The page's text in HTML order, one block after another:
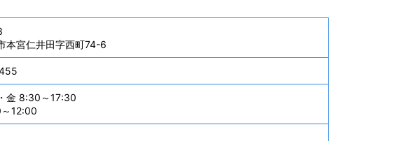
本宮仁井田字西町74-6
金 8:30～17:30
12:00